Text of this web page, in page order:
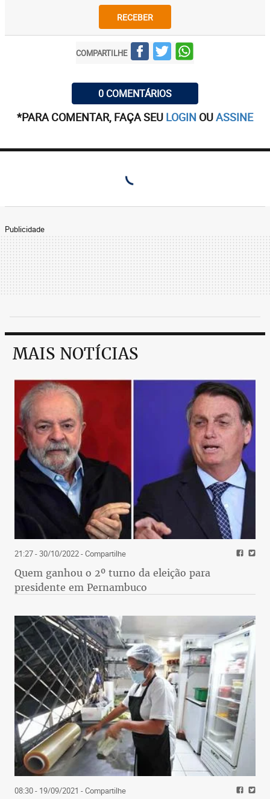
RECEBER
COMPARTILHE
0 COMENTÁRIOS
*PARA COMENTAR, FAÇA SEU LOGIN OUASSINE
Publicidade
MAIS NOTÍCIAS
21:27 - 30/10/2022- Compartilhe
Quem ganhou o 2º turno da eleição para
presidente em Pernambuco
08:30 - 19/09/2021 - Compartilhe